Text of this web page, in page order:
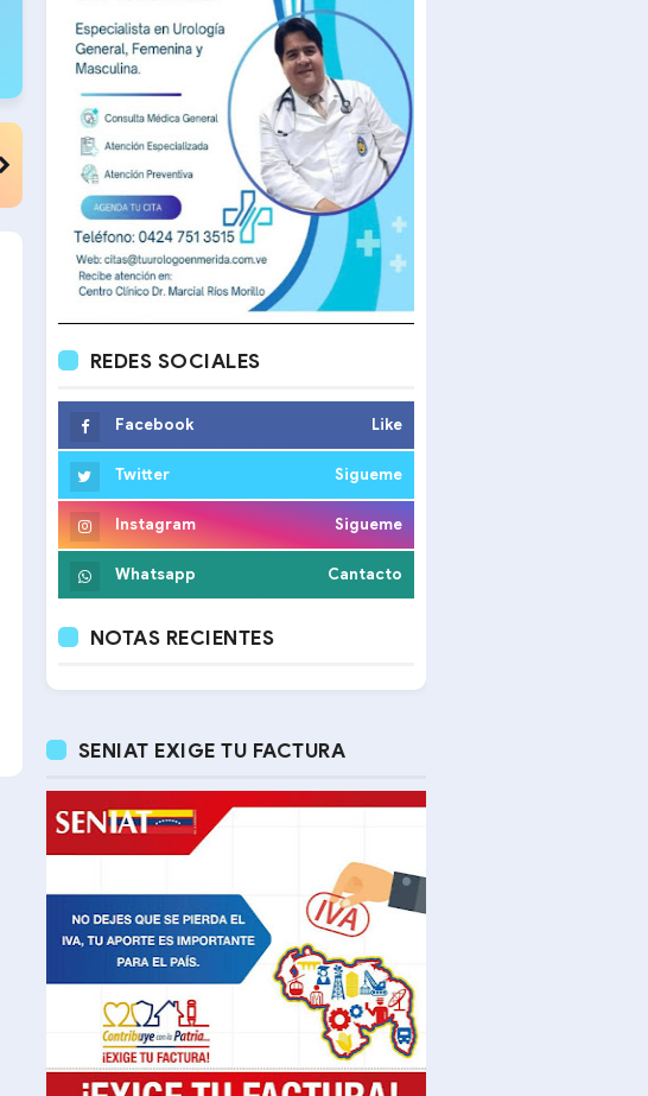
REDES SOCIALES
Facebook Like
Twitter Sigueme
Instagram Sigueme
Whatsapp Cantacto
NOTAS RECIENTES
SENIAT EXIGE TU FACTURA